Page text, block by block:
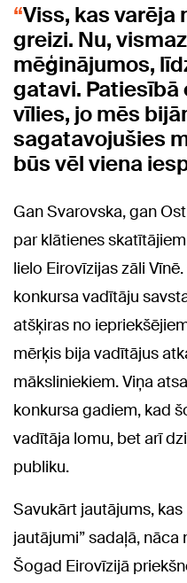
Viss, kas varēja
greizi. Nu,
mēģinājumos,
gatavi. Patiesībā
vīlies, jo mēs
sagatavojušies
būs vēl viena
Gan Svarovska, gan
par klātienes
lielo Eirovīzijas zāli
konkursa vadītāju
atšķiras no
mērķis bija vadītājus
māksliniekiem. Viņa
konkursa gadiem, kad
vadītāja lomu, bet arī
publiku.
Savukārt jautājums,
jautājumi” sadaļā,
Šogad Eirovīzijā